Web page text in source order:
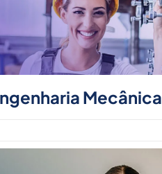
Mecânica